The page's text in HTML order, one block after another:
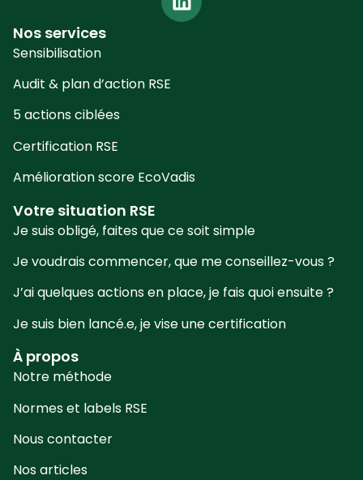
Nos services
Sensibilisation
Audit & plan d’action RSE
5 actions ciblées
Certification RSE
Amélioration score EcoVadis
Votre situation RSE
Je suis obligé, faites que ce soit simple
Je voudrais commencer, que me conseillez-vous ?
J’ai quelques actions en place, je fais quoi ensuite ?
Je suis bien lancé.e, je vise une certification
À propos
Notre méthode
Normes et labels RSE
Nous contacter
Nos articles